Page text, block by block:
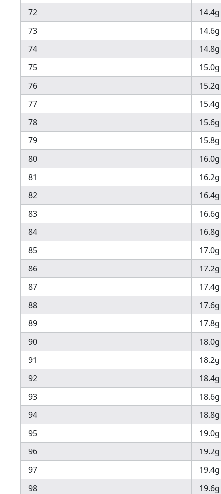
72
14.4g
73
14.6g
74
14.8g
75
15.0g
76
15.2g
77
15.4g
78
15.6g
79
15.8g
80
16.0g
81
16.2g
82
16.4g
83
16.6g
84
16.8g
85
17.0g
86
17.2g
87
17.4g
88
17.6g
89
17.8g
90
18.0g
91
18.2g
92
18.4g
93
18.6g
94
18.8g
95
19.0g
96
19.2g
97
19.4g
98
19.6g